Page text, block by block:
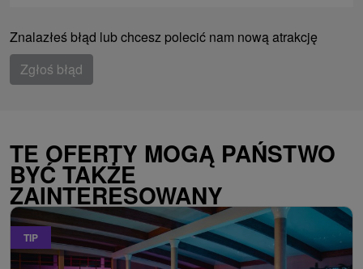
Znalazłeś błąd lub chcesz polecić nam nową atrakcję
Zgłoś błąd
TE OFERTY MOGĄ PAŃSTWO
BYĆ TAKŻE
ZAINTERESOWANY
TIP